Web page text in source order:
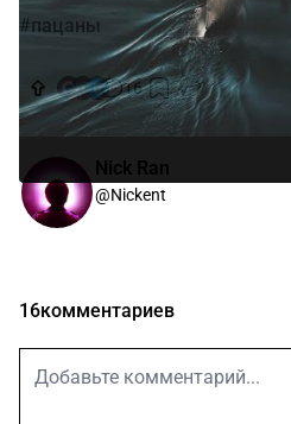
#пацаны
16
Nick Ran
@Nickent
16комментариев